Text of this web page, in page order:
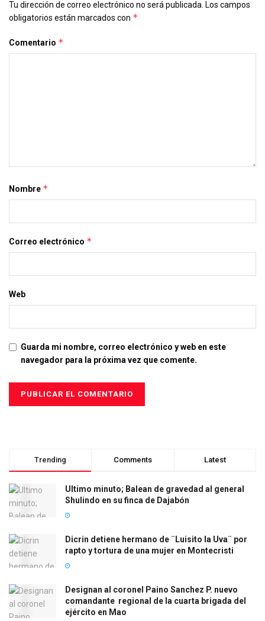
Tu dirección de correo electrónico no será publicada. Los campos
obligatorios están marcados con *
Comentario *
Nombre *
Correo electrónico *
Web
Guarda mi nombre, correo electrónico y web en este
navegador para la próxima vez que comente.
Trending Comments Latest
Ultimo minuto; Balean de gravedad al general
Shulindo en su finca de Dajabón
Dicrin detiene hermano de ¨Luisito la Uva¨ por
rapto y tortura de una mujer en Montecristi
Designan al coronel Paino Sanchez P. nuevo
comandante regional de la cuarta brigada del
ejército en Mao